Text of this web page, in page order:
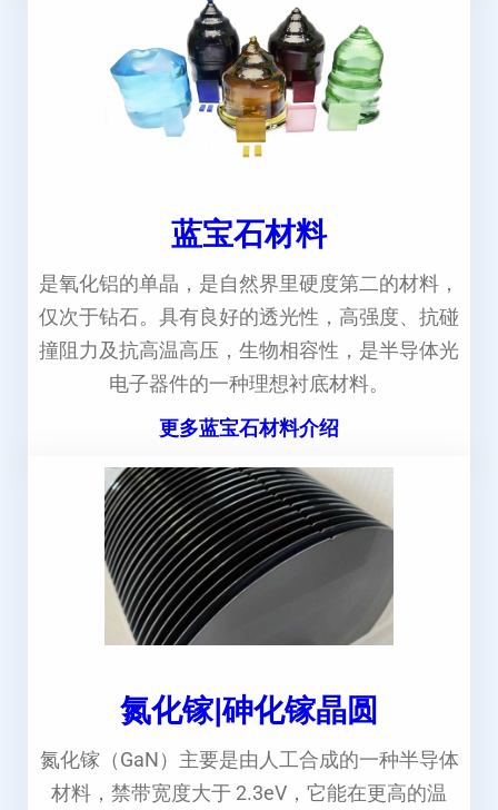
蓝宝石材料
是氧化铝的单晶，是自然界里硬度第二的材料，
仅次于钻石。具有良好的透光性，高强度、抗碰
撞阻力及抗高温高压，生物相容性，是半导体光
电子器件的一种理想衬底材料。
更多蓝宝石材料介绍
氮化镓|砷化镓晶圆
氮化镓（GaN）主要是由人工合成的一种半导体
材料，禁带宽度大于 2.3eV，它能在更高的温